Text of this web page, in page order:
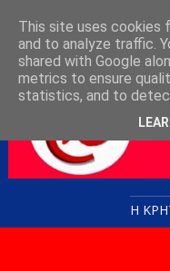
Η
This site uses cookies
and to analyze traffic.
shared with Google
metrics to ensure
statistics, and to